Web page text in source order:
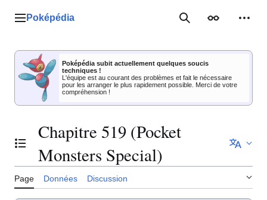
Menu principal
Poképédia RechercherApparence
Poképédia subit actuellement quelques soucis
techniques !
L'équipe est au courant des problèmes et fait le nécessaire
pour les arranger le plus rapidement possible. Merci de votre
compréhension !
Basculer la table des matières
Chapitre 519 (Pocket
Monsters Special)
Page Données Discussion